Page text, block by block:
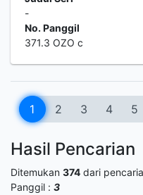
-
No. Panggil
371.3 OZO c
1 2 3 4 5
Hasil Pencarian
Ditemukan 374 dari
Panggil : 3